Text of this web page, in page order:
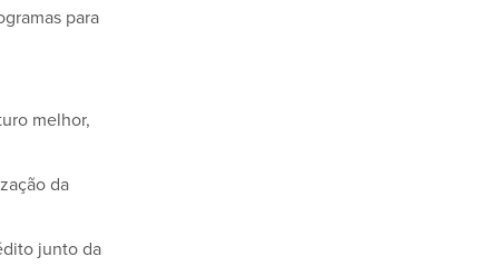
para
melhor,
da
junto da